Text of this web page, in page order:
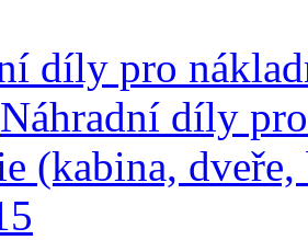
díly pro
Náhradní díly
(kabina,